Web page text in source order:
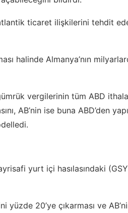
ticaret ilişkilerini tehdit
halinde Almanya’nın
vergilerinin tüm ABD
AB’nin ise buna ABD’den
yurt içi hasılasındaki
20’ye çıkarması ve